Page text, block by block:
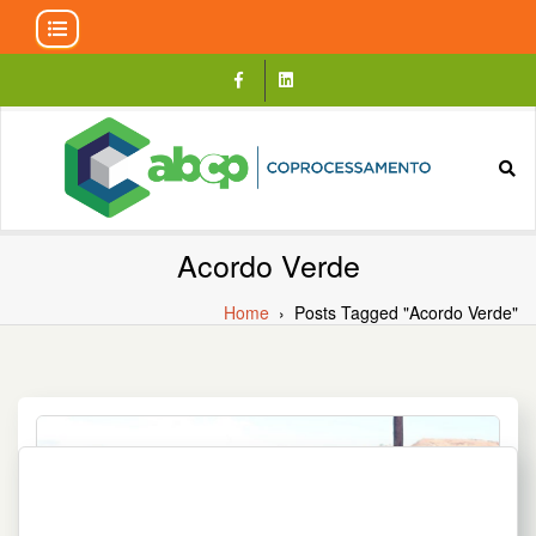
content
Acordo Verde
Home › Posts Tagged "Acordo Verde"